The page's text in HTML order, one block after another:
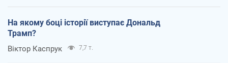
На якому боці історії виступає Дональд
Трамп?
Віктор Каспрук 7,7 т.